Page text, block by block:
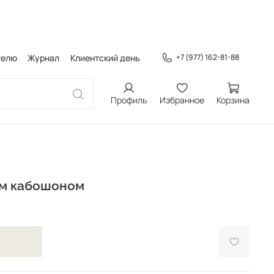
Журнал Клиентский день +7 (977) 162-81-88
Профиль Избранное Корзина
кабошоном